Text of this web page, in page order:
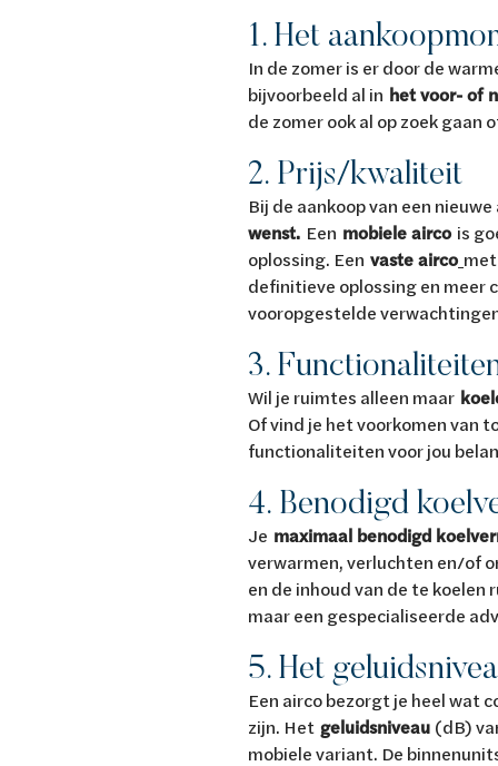
1. Het
In de zomer is er door de
bijvoorbeeld al in het voor- of
de zomer ook al op zoek
2. Prijs/kwaliteit
Bij de aankoop van een
wenst. Een mobiele aircois
oplossing. Een vaste airco
definitieve oplossing en meer
vooropgestelde
3.
Wil je ruimtes alleen maar
Of vind je het voorkomen van
functionaliteiten voor jou
4. Benodigd
Je maximaal benodigd
verwarmen, verluchten en/of
en de inhoud van de te
maar een gespecialiseerde
5. Het
Een airco bezorgt je heel wat
zijn. Het geluidsniveau (dB)
mobiele variant. De